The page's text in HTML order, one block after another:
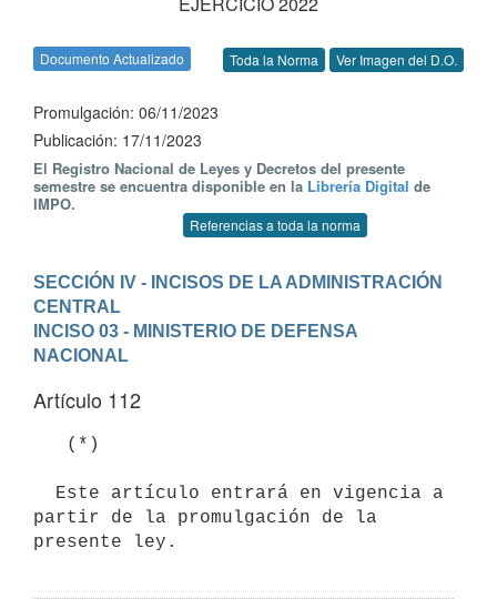
Documento Actualizado Toda la Norma Ver Imagen del D.O.
Promulgación: 06/11/2023
Publicación: 17/11/2023
El Registro Nacional de Leyes y Decretos del presente
semestre se encuentra disponible en la Librería Digital de
IMPO.
Referencias a toda la norma
SECCIÓN IV - INCISOS DE LA ADMINISTRACIÓN
CENTRAL
INCISO 03 - MINISTERIO DE DEFENSA
NACIONAL
Artículo 112
partir de la promulgación de la
presente ley.